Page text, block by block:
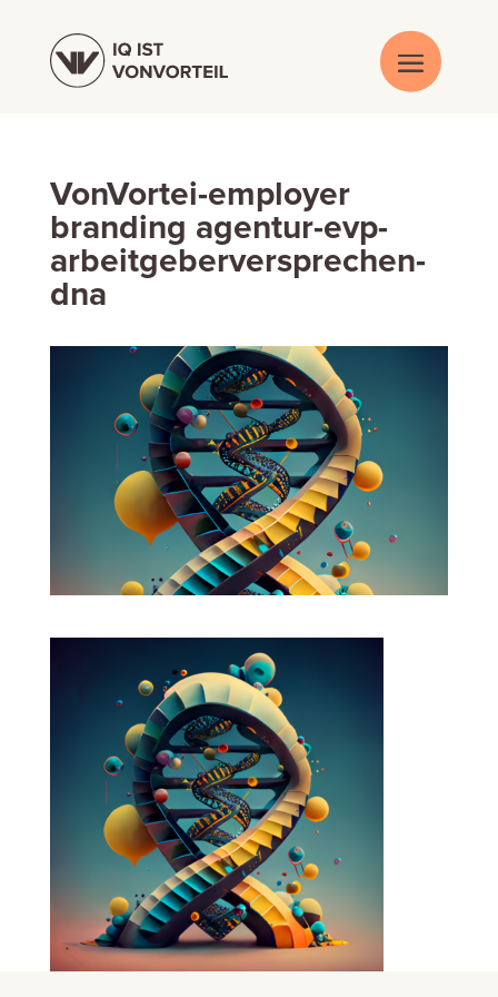
VonVortei-employer
branding agentur-evp-
arbeitgeberversprechen-
dna